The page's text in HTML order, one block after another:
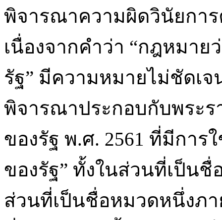
พิจารณาความผิดวินัยกา
เนื่องจากคำว่า “กฎหมาย
รัฐ” มีความหมายไม่ชัดเจ
พิจารณาประกอบกับพระ
ของรัฐ พ.ศ. 2561 ที่มีการ
ของรัฐ” ทั้งในส่วนที่เป็น
ส่วนที่เป็นชื่อหมวดหนึ่งภ